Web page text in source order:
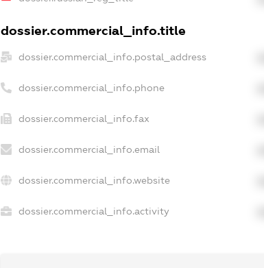
dossier.commercial_info.title
dossier.commercial_info.postal_address
dossier.commercial_info.phone
dossier.commercial_info.fax
dossier.commercial_info.email
dossier.commercial_info.website
dossier.commercial_info.activity